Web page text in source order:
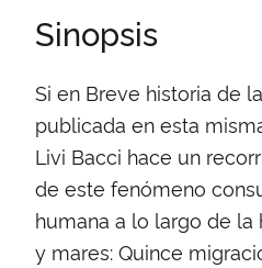
Sinopsis
Si en Breve historia de
publicada en esta
Livi Bacci hace un
de este fenómeno
humana a lo largo de la
y mares: Quince